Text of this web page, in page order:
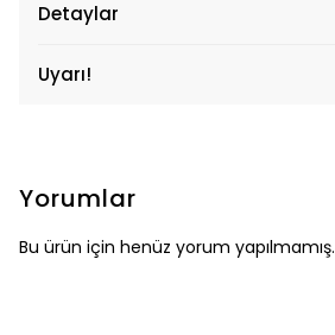
Detaylar
Uyarı!
Yorumlar
Bu ürün için henüz yorum yapılmamış.